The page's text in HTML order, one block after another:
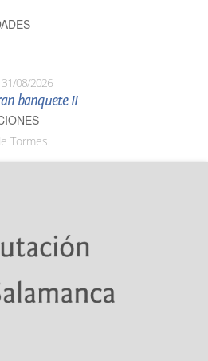
31/08/2026
banquete II
Tormes